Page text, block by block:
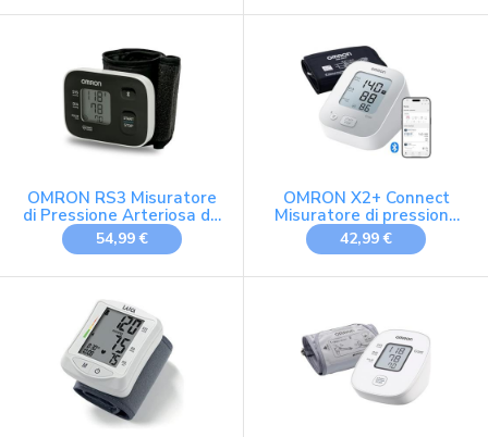
OMRON RS3 Misuratore
di Pressione Arteriosa da
Polso, Misuratore
pressione da polso per
Dell'Ipertensione,
Connessione Bluetooth,
Bianco, Nero
54,99 €
OMRON X2+ Connect
Misuratore di pressione
da braccio con Bluetooth
42,99 €